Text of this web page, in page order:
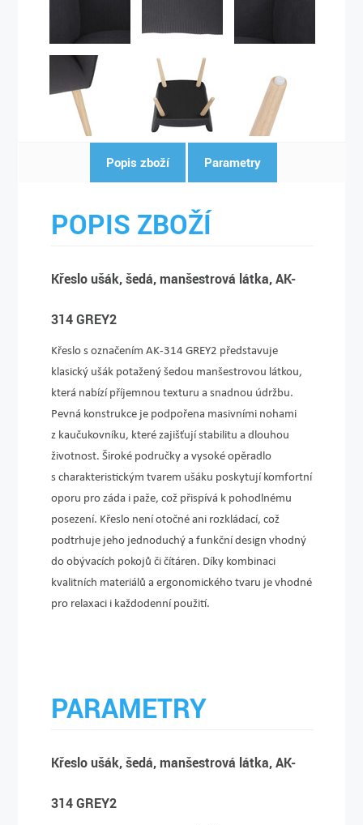
Popis zboží Parametry
POPIS ZBOŽÍ
Křeslo ušák, šedá, manšestrová látka, AK-
314 GREY2
Křeslo s označením AK-314 GREY2 představuje
klasický ušák potažený šedou manšestrovou látkou,
která nabízí příjemnou texturu a snadnou údržbu.
Pevná konstrukce je podpořena masivními nohami
z kaučukovníku, které zajišťují stabilitu a dlouhou
životnost. Široké područky a vysoké opěradlo
s charakteristickým tvarem ušáku poskytují komfortní
oporu pro záda i paže, což přispívá k pohodlnému
posezení. Křeslo není otočné ani rozkládací, což
podtrhuje jeho jednoduchý a funkční design vhodný
do obývacích pokojů či čítáren. Díky kombinaci
kvalitních materiálů a ergonomického tvaru je vhodné
pro relaxaci i každodenní použití.
PARAMETRY
Křeslo ušák, šedá, manšestrová látka, AK-
314 GREY2